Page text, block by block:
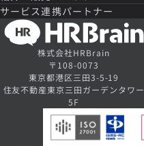
サービス連携パートナー
株式会社HRBrain
〒108-0073
東京都港区三田3-5-19
住友不動産東京三田ガーデンタワー
5F